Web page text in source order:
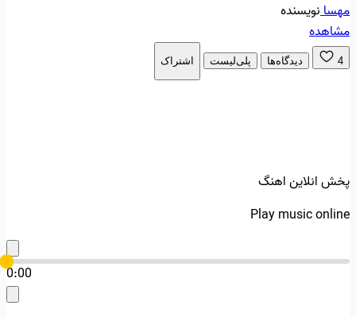
مهسانویسنده
مشاهده
4 دیدگاه‌ها پلی‌لیست اشتراک
پخش انلاین اهنگ
Play music online
0:00